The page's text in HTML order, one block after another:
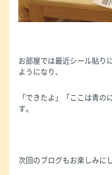
お部屋では最近シール貼り
ようになり、
「できたよ」「ここは青
す。
次回のブログもお楽しみに